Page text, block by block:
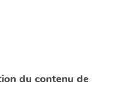
du contenu de